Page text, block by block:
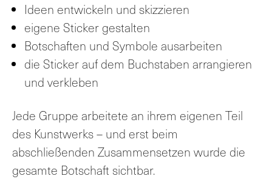
Ideen entwickeln und skizzieren
eigene Sticker gestalten
Botschaften und Symbole ausarbeiten
die Sticker auf dem Buchstaben arrangieren
und verkleben
Jede Gruppe arbeitete an ihrem eigenen Teil
des Kunstwerks – und erst beim
abschließenden Zusammensetzen wurde die
gesamte Botschaft sichtbar.